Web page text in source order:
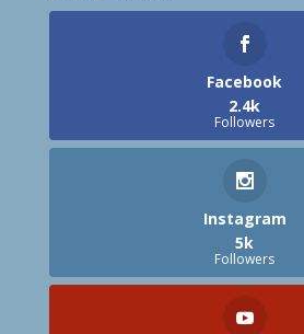
Facebook
2.4k
Followers
Instagram
5k
Followers